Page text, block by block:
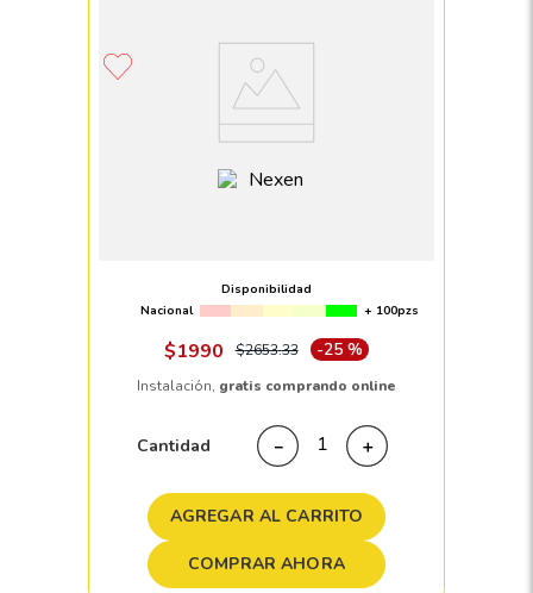
Disponibilidad
Nacional
+ 100pzs
$1990 $2653.33 -25 %
Instalación, gratis comprando online
Cantidad ＋
－
AGREGAR AL CARRITO
COMPRAR AHORA